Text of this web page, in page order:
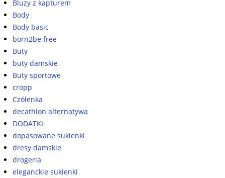
Bluzy z kapturem
Body
Body basic
born2be free
Buty
buty damskie
Buty sportowe
cropp
Czółenka
decathlon alternatywa
DODATKI
dopasowane sukienki
dresy damskie
drogeria
eleganckie sukienki